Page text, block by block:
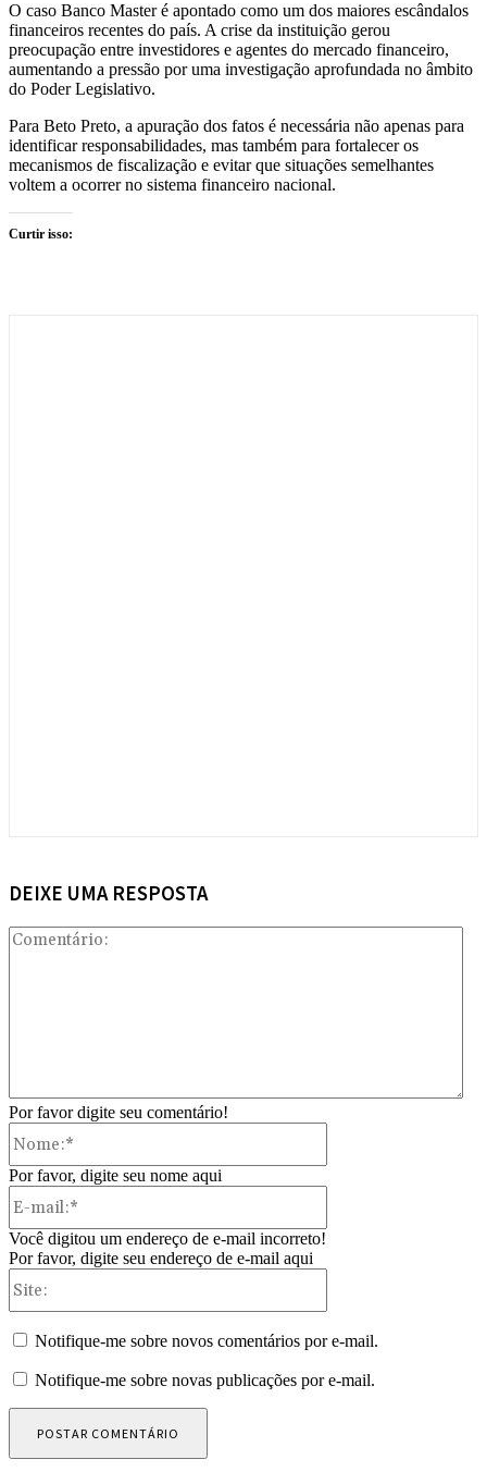
O caso Banco Master é apontado como um dos maiores escândalos
financeiros recentes do país. A crise da instituição gerou
preocupação entre investidores e agentes do mercado financeiro,
aumentando a pressão por uma investigação aprofundada no âmbito
do Poder Legislativo.
Para Beto Preto, a apuração dos fatos é necessária não apenas para
identificar responsabilidades, mas também para fortalecer os
mecanismos de fiscalização e evitar que situações semelhantes
voltem a ocorrer no sistema financeiro nacional.
Curtir isso:
DEIXE UMA RESPOSTA
Por favor digite seu comentário!
Por favor, digite seu nome aqui
Você digitou um endereço de e-mail incorreto!
Por favor, digite seu endereço de e-mail aqui
Notifique-me sobre novos comentários por e-mail.
Notifique-me sobre novas publicações por e-mail.